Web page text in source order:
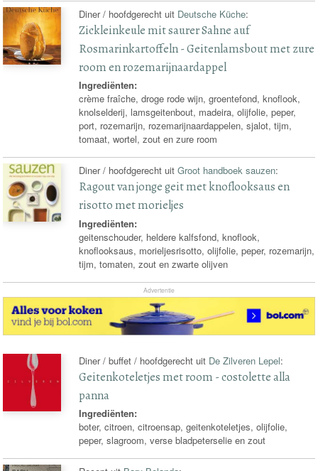
Diner / hoofdgerecht uit Deutsche Küche:
Zickleinkeule mit saurer Sahne auf
Rosmarinkartoffeln - Geitenlamsbout met zure
room en rozemarijnaardappel
Ingrediënten:
crème fraîche, droge rode wijn, groentefond, knoflook,
knolselderij, lamsgeitenbout, madeira, olijfolie, peper,
port, rozemarijn, rozemarijnaardappelen, sjalot, tijm,
tomaat, wortel, zout en zure room
Diner / hoofdgerecht uitGroot handboek sauzen:
Ragout van jonge geit met knoflooksaus en
risotto met morieljes
Ingrediënten:
geitenschouder, heldere kalfsfond, knoflook,
knoflooksaus, morieljesrisotto, olijfolie, peper, rozemarijn,
tijm, tomaten, zout en zwarte olijven
Advertentie
Diner / buffet / hoofdgerecht uit De Zilveren Lepel:
Geitenkoteletjes met room - costolette alla
panna
Ingrediënten:
boter, citroen, citroensap, geitenkoteletjes, olijfolie,
peper, slagroom, verse bladpeterselie en zout